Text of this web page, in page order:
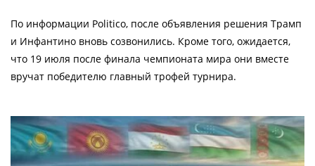
По информации Politico, после объявления решения Трамп
и Инфантино вновь созвонились. Кроме того, ожидается,
что 19 июля после финала чемпионата мира они вместе
вручат победителю главный трофей турнира.